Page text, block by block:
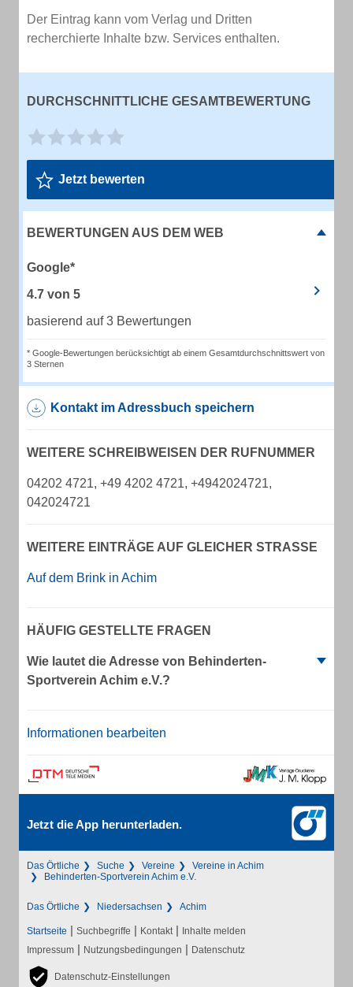
Der Eintrag kann vom Verlag und Dritten
recherchierte Inhalte bzw. Services enthalten.
DURCHSCHNITTLICHE GESAMTBEWERTUNG
Jetzt bewerten
BEWERTUNGEN AUS DEM WEB
Google*
4.7 von 5
basierend auf 3 Bewertungen
* Google-Bewertungen berücksichtigt ab einem Gesamtdurchschnittswert von
3 Sternen
Kontakt im Adressbuch speichern
WEITERE SCHREIBWEISEN DER RUFNUMMER
04202 4721, +49 4202 4721, +4942024721,
042024721
WEITERE EINTRÄGE AUF GLEICHER STRASSE
Auf dem Brink in Achim
HÄUFIG GESTELLTE FRAGEN
Wie lautet die Adresse von Behinderten-
Sportverein Achim e.V.?
Informationen bearbeiten
Jetzt die App herunterladen.
Das Örtliche Suche Vereine
Vereine in Achim
Behinderten-Sportverein Achim e.V.
Das Örtliche Niedersachsen Achim
Startseite | Suchbegriffe | Kontakt | Inhalte melden
Impressum | Nutzungsbedingungen | Datenschutz
Datenschutz-Einstellungen